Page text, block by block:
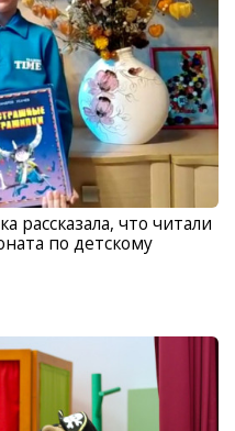
рассказала, что читали
по детскому